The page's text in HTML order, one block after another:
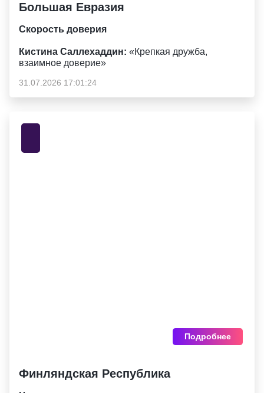
Большая Евразия
Скорость доверия
Кистина Саллехаддин: «Крепкая дружба,
взаимное доверие»
31.07.2026 17:01:24
Подробнее
Финляндская Республика